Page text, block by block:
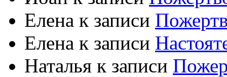
Елена к записи
Елена к записи
Наталья к записи